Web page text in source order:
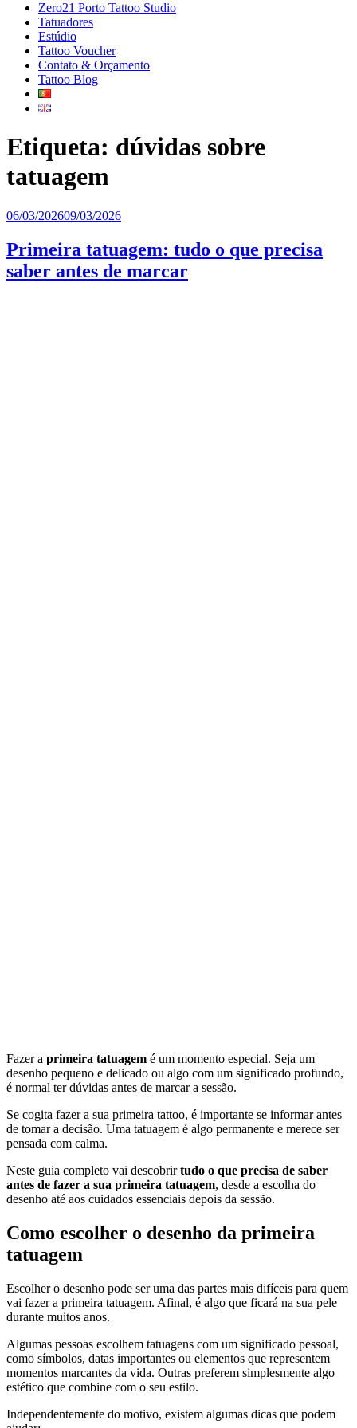
Zero21 Porto Tattoo Studio
Tatuadores
Estúdio
Tattoo Voucher
Contato & Orçamento
Tattoo Blog
Etiqueta: dúvidas sobre
tatuagem
Publicado
06/03/202609/03/2026
Primeira tatuagem: tudo o que precisa
saber antes de marcar
Fazer a primeira tatuagem é um momento especial. Seja um
desenho pequeno e delicado ou algo com um significado profundo,
é normal ter dúvidas antes de marcar a sessão.
Se cogita fazer a sua primeira tattoo, é importante se informar antes
de tomar a decisão. Uma tatuagem é algo permanente e merece ser
pensada com calma.
Neste guia completo vai descobrirtudo o que precisa de saber
antes de fazer a sua primeira tatuagem, desde a escolha do
desenho até aos cuidados essenciais depois da sessão.
Como escolher o desenho da primeira
tatuagem
Escolher o desenho pode ser uma das partes mais difíceis para quem
vai fazer a primeira tatuagem. Afinal, é algo que ficará na sua pele
durante muitos anos.
Algumas pessoas escolhem tatuagens com um significado pessoal,
como símbolos, datas importantes ou elementos que representem
momentos marcantes da vida. Outras preferem simplesmente algo
estético que combine com o seu estilo.
Independentemente do motivo, existem algumas dicas que podem